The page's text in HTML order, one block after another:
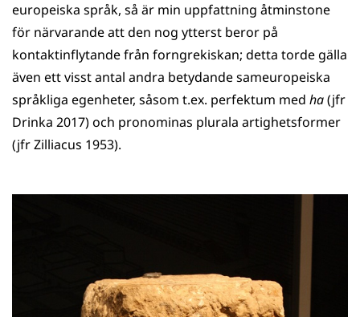
europeiska språk, så är min uppfattning åtminstone
för närvarande att den nog ytterst beror på
kontaktinflytande från forngrekiskan; detta torde gälla
även ett visst antal andra betydande sameuropeiska
språkliga egenheter, såsom t.ex. perfektum med ha(jfr
Drinka 2017) och pronominas plurala artighetsformer
(jfr Zilliacus 1953).